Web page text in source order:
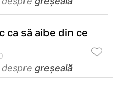
ca să aibe din ce
despre greșeală